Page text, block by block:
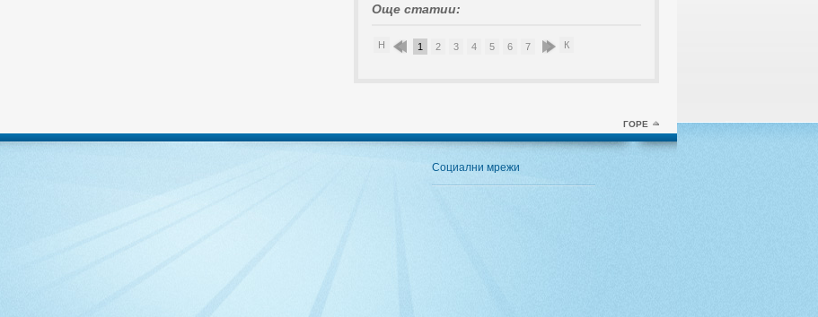
Още статии:
Н 1 2 3 4 5 6 7 8 9К
ГОРЕ
Социални мрежи